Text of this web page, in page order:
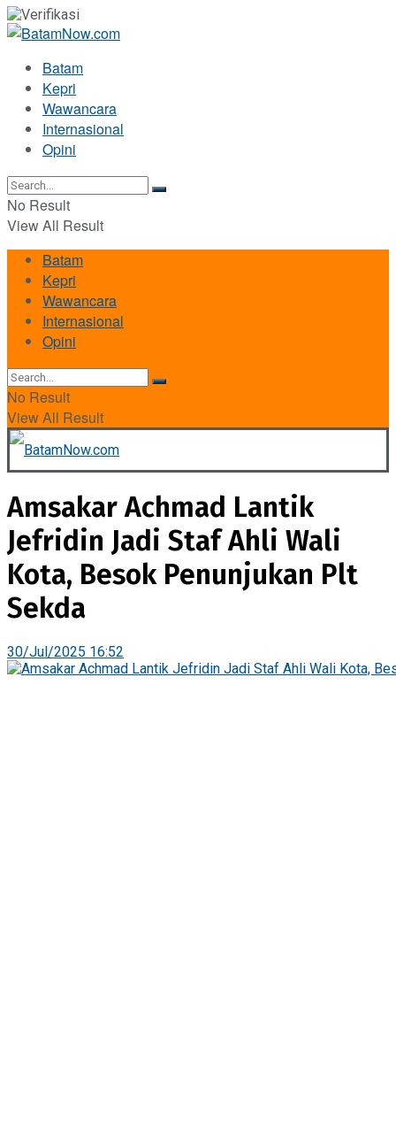
Batam
Kepri
Wawancara
Internasional
Opini
No Result
View All Result
Batam
Kepri
Wawancara
Internasional
Opini
No Result
View All Result
Amsakar Achmad Lantik
Jefridin Jadi Staf Ahli Wali
Kota, Besok Penunjukan Plt
Sekda
30/Jul/2025 16:52